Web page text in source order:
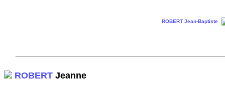
ROBERT Jean-Baptiste
ROBERT Jeanne